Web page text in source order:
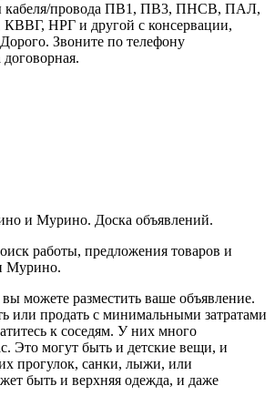
кабеля/провода ПВ1, ПВ3, ПНСВ, ПАЛ,
НРГ и другой с консервации,
Звоните по телефону
и Мурино. Доска объявлений.
работы, предложения товаров и
Мурино.
можете разместить ваше объявление.
или продать с минимальными затратами
к соседям. У них много
Это могут быть и детские вещи, и
прогулок, санки, лыжи, или
быть и верхняя одежда, и даже